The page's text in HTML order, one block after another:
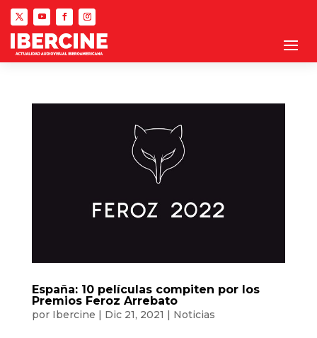
España: 10 películas compiten por los
Premios Feroz Arrebato
por Ibercine | Dic 21, 2021 | Noticias